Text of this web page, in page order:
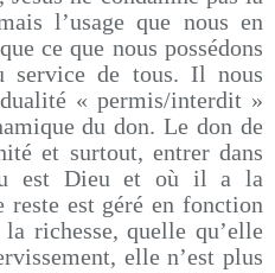
l’usage que nous en
ce que nous possédons
de tous. Il nous
« permis/interdit »
du don. Le don de
et surtout, entrer dans
est Dieu et où il a la
est géré en fonction
richesse, quelle qu’elle
elle n’est plus